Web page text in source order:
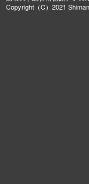
Copyright（C）2021